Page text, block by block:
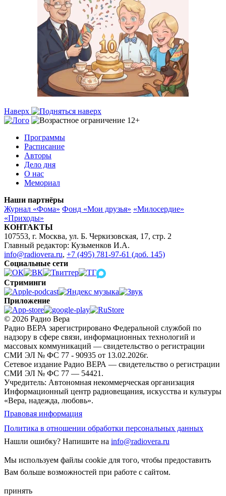
Наверх
Программы
Расписание
Авторы
Дело дня
О нас
Мемориал
Наши партнёры
Журнал «Фома» Фонд «Мои друзья» «Милосердие»
«Приходы»
КОНТАКТЫ
107553, г. Москва, ул. Б. Черкизовская, 17, стр. 2
Главный редактор: Кузьменков И.А.
info@radiovera.ru, +7 (495) 781-97-61 (доб. 145)
Социальные сети
Стриминги
Приложение
© 2026 Радио Вера
Радио ВЕРА зарегистрировано Федеральной службой по
надзору в сфере связи, информационных технологий и
массовых коммуникаций — свидетельство о регистрации
СМИ ЭЛ № ФС 77 - 90935 от 13.02.2026г.
Сетевое издание Радио ВЕРА — свидетельство о регистрации
СМИ ЭЛ № ФС 77 — 54421.
Учредитель: Автономная некоммерческая организация
Информационный центр радиовещания, искусства и культуры
«Вера, надежда, любовь».
Правовая информация
Политика в отношении обработки персональных данных
Нашли ошибку? Напишите на info@radiovera.ru
Мы используем файлы cookie для того, чтобы предоставить
Вам больше возможностей при работе с сайтом.
принять